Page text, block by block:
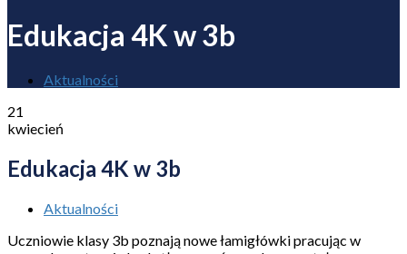
Edukacja 4K w 3b
Aktualności
21
kwiecień
Edukacja 4K w 3b
Aktualności
Uczniowie klasy 3b poznają nowe łamigłówki pracując w